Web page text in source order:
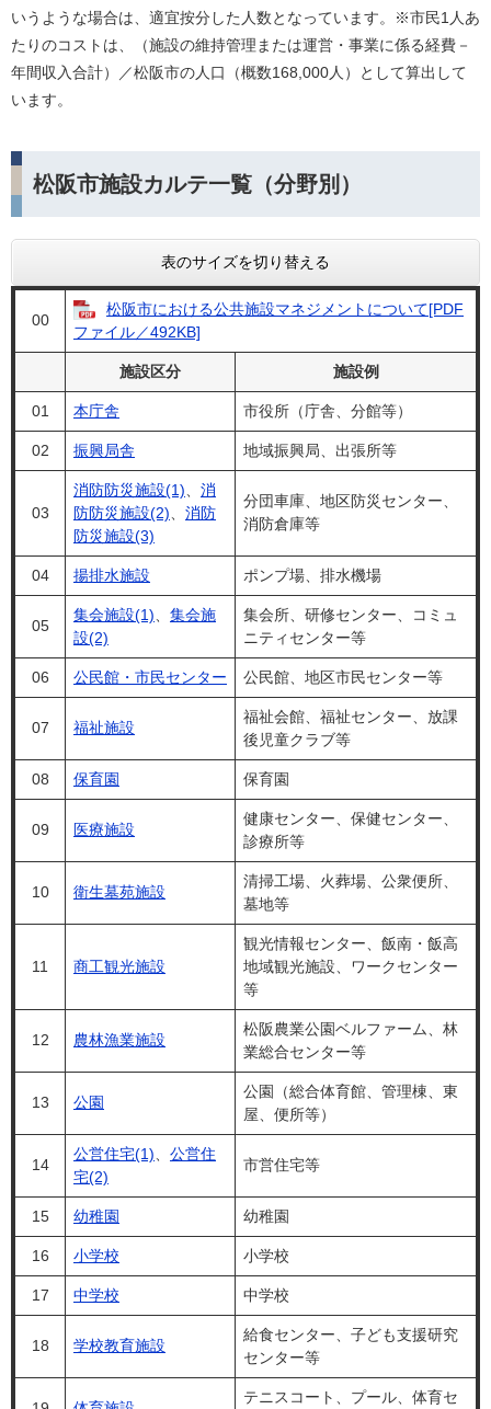
いうような場合は、適宜按分した人数となっています。※市民1人あ
たりのコストは、（施設の維持管理または運営・事業に係る経費－
年間収入合計）／松阪市の人口（概数168,000人）として算出して
います。
松阪市施設カルテ一覧（分野別）
表のサイズを切り替える
00
松阪市における公共施設マネジメントについて[PDF
ファイル／492KB]
施設区分 施設例
01 本庁舎 市役所（庁舎、分館等）
02 振興局舎 地域振興局、出張所等
03
消防防災施設(1)
消
防防災施設(2)
消防
防災施設(3)
分団車庫、地区防災センター、
消防倉庫等
04 揚排水施設 ポンプ場、排水機場
05
集会施設(1)
集会施
設(2)
集会所、研修センター、コミュ
ニティセンター等
06 公民館・市民センター 公民館、地区市民センター等
07 福祉施設
福祉会館、福祉センター、放課
後児童クラブ等
08 保育園 保育園
09 医療施設
健康センター、保健センター、
診療所等
10 衛生墓苑施設
清掃工場、火葬場、公衆便所、
墓地等
11 商工観光施設
観光情報センター、飯南・飯高
地域観光施設、ワークセンター
等
12 農林漁業施設
松阪農業公園ベルファーム、林
業総合センター等
13 公園
公園（総合体育館、管理棟、東
屋、便所等）
14
公営住宅(1)
公営住
宅(2)
市営住宅等
15 幼稚園 幼稚園
16 小学校 小学校
17 中学校 中学校
18 学校教育施設
給食センター、子ども支援研究
センター等
テニスコート、プール、体育セ